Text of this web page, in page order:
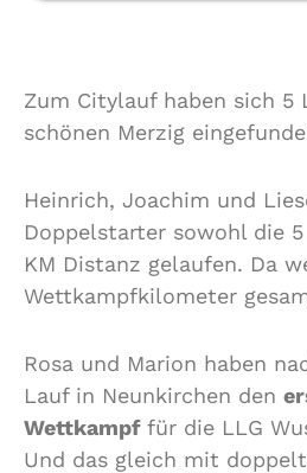
Zum Citylauf haben sich 5
schönen Merzig
Heinrich, Joachim und
Doppelstarter sowohl die
KM Distanz gelaufen. Da
Wettkampfkilometer
Rosa und Marion haben
Lauf in Neunkirchen den
Wettkampffür die LLG
Und das gleich mit